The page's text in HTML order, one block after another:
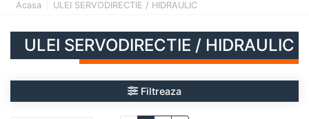
Acasa ULEI SERVODIRECTIE / HIDRAULIC
ULEI SERVODIRECTIE / HIDRAULIC
Filtreaza